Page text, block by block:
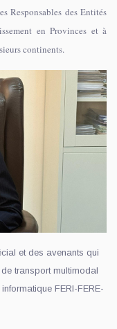
Responsables des Entités
en Provinces et à
continents.
et des avenants qui
transport multimodal
FERI-FERE-